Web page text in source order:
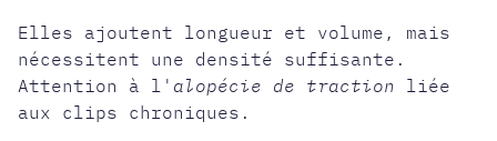
Elles ajoutent longueur et volume, mais
nécessitent une densité suffisante.
Attention à l' alopécie de traction liée
aux clips chroniques.